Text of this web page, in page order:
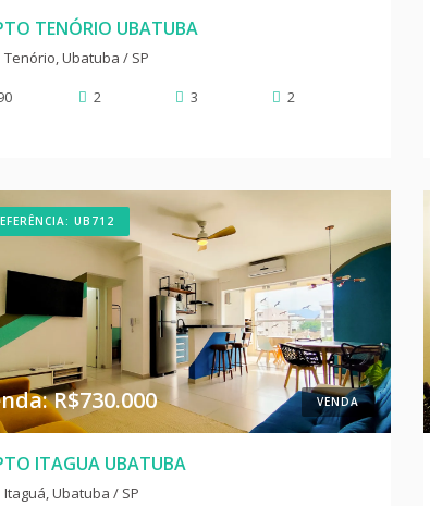
TENÓRIO UBATUBA
Tenório, Ubatuba / SP
2 3 2
UB712
VENDA
R$730.000
ITAGUA UBATUBA
Itaguá, Ubatuba / SP